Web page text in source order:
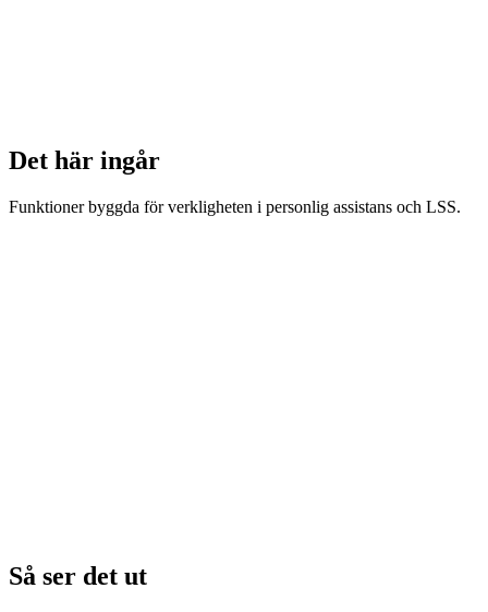
Det här ingår
Funktioner byggda för verkligheten i personlig assistans och LSS.
Så ser det ut